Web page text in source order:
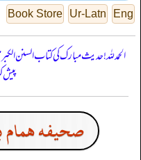
Eng
Ur-Latn
Book Store
الحمدللہ! حدیث مبارک کی کتاب السنن
پیش
صحيفه همام